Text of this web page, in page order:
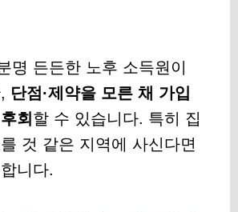
명 든든한 노후 소득원이
단점·제약을 모른 채 가입
회 할 수 있습니다. 특히 집
것 같은 지역에 사신다면
니다.